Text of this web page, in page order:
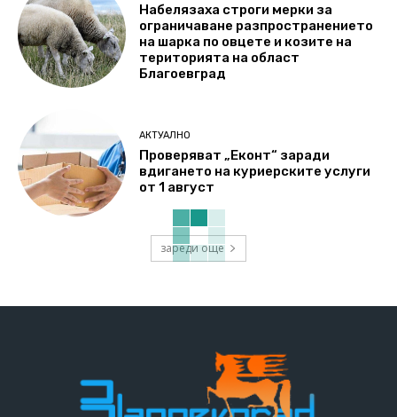
Набелязаха строги мерки за
ограничаване разпространението
на шарка по овцете и козите на
територията на област
Благоевград
АКТУАЛНО
Проверяват „Еконт“ заради
вдигането на куриерските услуги
от 1 август
зареди още